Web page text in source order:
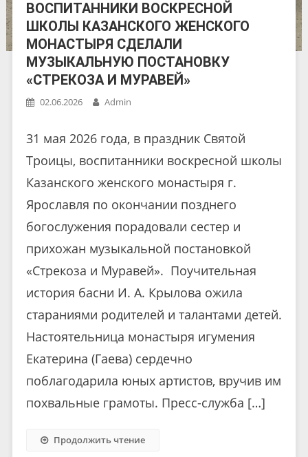
ВОСПИТАННИКИ ВОСКРЕСНОЙ
ШКОЛЫ КАЗАНСКОГО ЖЕНСКОГО
МОНАСТЫРЯ СДЕЛАЛИ
МУЗЫКАЛЬНУЮ ПОСТАНОВКУ
«СТРЕКОЗА И МУРАВЕЙ»
02.06.2026 Admin
31 мая 2026 года, в праздник Святой
Троицы, воспитанники воскресной школы
Казанского женского монастыря г.
Ярославля по окончании позднего
богослужения порадовали сестер и
прихожан музыкальной постановкой
«Стрекоза и Муравей». Поучительная
история басни И. А. Крылова ожила
стараниями родителей и талантами детей.
Настоятельница монастыря игумения
Екатерина (Гаева) сердечно
поблагодарила юных артистов, вручив им
похвальные грамоты. Пресс-служба […]
Продолжить чтение